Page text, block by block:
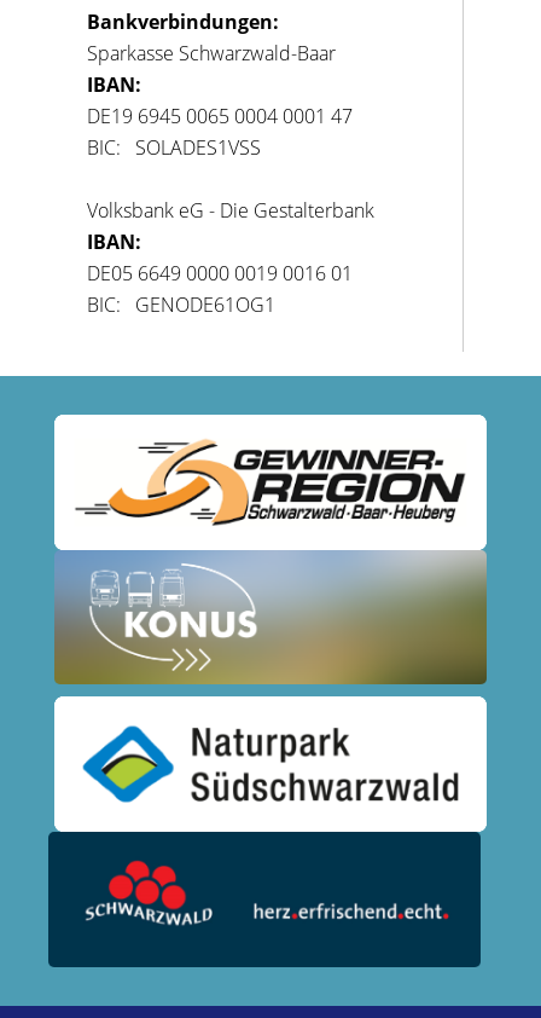
Bankverbindungen:
Sparkasse Schwarzwald-Baar
IBAN:
DE19 6945 0065 0004 0001 47
BIC: SOLADES1VSS
Volksbank eG - Die Gestalterbank
IBAN:
DE05 6649 0000 0019 0016 01
BIC: GENODE61OG1